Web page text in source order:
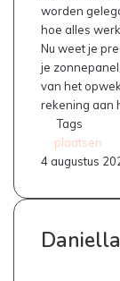
worden
hoe alles
Nu weet je
je
van het
rekening aan
Tags
plaatsen
4 augustus
Daniella